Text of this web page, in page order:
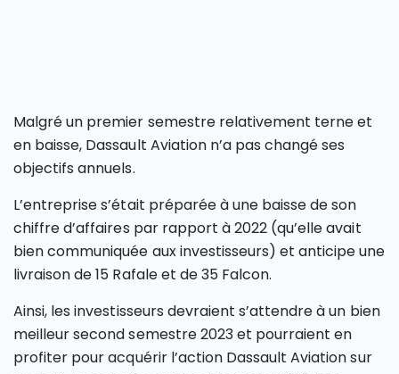
Malgré un premier semestre relativement terne et
en baisse, Dassault Aviation n’a pas changé ses
objectifs annuels.
L’entreprise s’était préparée à une baisse de son
chiffre d’affaires par rapport à 2022 (qu’elle avait
bien communiquée aux investisseurs) et anticipe une
livraison de 15 Rafale et de 35 Falcon.
Ainsi, les investisseurs devraient s’attendre à un bien
meilleur second semestre 2023 et pourraient en
profiter pour acquérir l’action Dassault Aviation sur